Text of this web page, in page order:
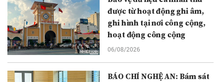
được từ hoạt động ghi âm,
ghi hình tại nơi công cộng,
hoạt động công cộng
06/08/2026
BÁO CHÍ NGHỆ AN: Bám sát